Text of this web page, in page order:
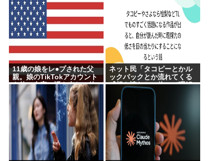
11歳の娘をレ●プされた父
親。娘のTikTokアカウント
を使い自宅に誘き出し、銃
撃で天誅！
ネット民「タコピーとかル
ックバックとか流れてくる
感想を読むと、俺って理解
力低すぎ！？ って超凹む。
つらい」